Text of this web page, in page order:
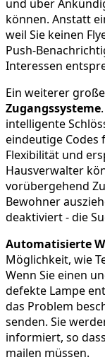
und über
können. Anstatt
weil Sie keinen
Push-
Interessen
Ein weiterer
Zugangssysteme
intelligente
eindeutige
Flexibilität und
Hausverwalter
vorübergehend
Bewohner
deaktiviert - die
Automatisierte
Möglichkeit, wie
Wenn Sie einen
defekte Lampe
das Problem
senden. Sie
informiert, so
mailen müssen.